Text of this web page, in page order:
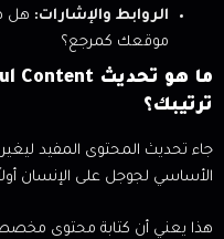
الروابط والإشارات: هل
موقعك كمرجع؟
ترتيبك؟
جاء تحديث المحتوى المفيد
الأساسي لجوجل على الإنسان
هذا يعني أن كتابة محتوى